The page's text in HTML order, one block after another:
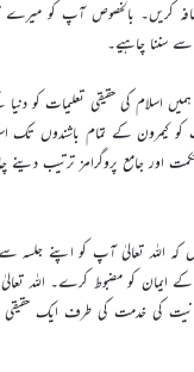
کریں۔ بالخصوص آپ کو میرے
سننا چاہیے۔
اسلام کی حقیقی تعلیمات کو
کیمرون کے تمام باشندوں تک
اور جامع پروگرامز ترتیب دینے
کہ اللہ تعالیٰ آپ کو اپنے جلسہ
ایمان کو مضبوط کرے۔ اللہ
کی خدمت کی طرف ایک حقیقی